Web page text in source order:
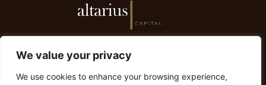
We value your privacy
We use cookies to enhance your browsing experience,
1AA Gibraltar | Gibraltar +350 200 79008